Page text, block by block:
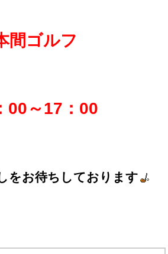
間ゴルフ
00～17：00
をお待ちしております